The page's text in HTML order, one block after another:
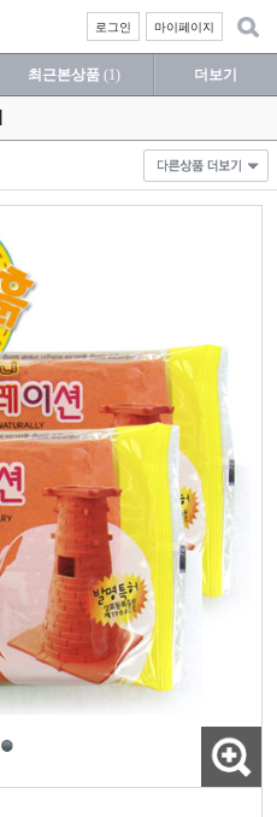
마이페이지
로그인
최근본상품 (1) 더보기